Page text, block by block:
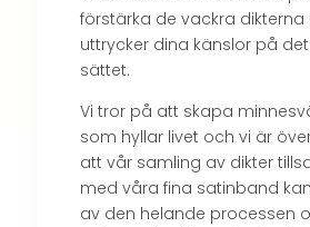
förstärka de vackra dikterna
uttrycker dina känslor på
sättet.
Vi tror på att skapa
som hyllar livet och vi är
att vår samling av dikter
med våra fina satinband
av den helande processen